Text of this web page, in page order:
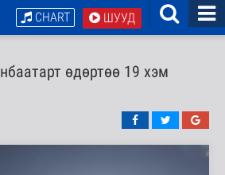
ШУУД
CHART
өдөртөө 19 хэм